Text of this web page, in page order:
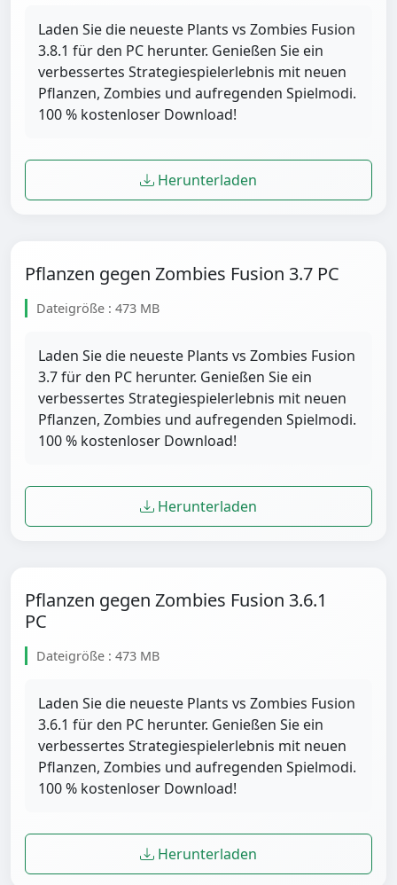
Laden Sie die neueste Plants vs Zombies Fusion
3.8.1 für den PC herunter. Genießen Sie ein
verbessertes Strategiespielerlebnis mit neuen
Pflanzen, Zombies und aufregenden Spielmodi.
100 % kostenloser Download!
Herunterladen
Pflanzen gegen Zombies Fusion 3.7 PC
Dateigröße : 473 MB
Laden Sie die neueste Plants vs Zombies Fusion
3.7 für den PC herunter. Genießen Sie ein
verbessertes Strategiespielerlebnis mit neuen
Pflanzen, Zombies und aufregenden Spielmodi.
100 % kostenloser Download!
Herunterladen
Pflanzen gegen Zombies Fusion 3.6.1
PC
Dateigröße : 473 MB
Laden Sie die neueste Plants vs Zombies Fusion
3.6.1 für den PC herunter. Genießen Sie ein
verbessertes Strategiespielerlebnis mit neuen
Pflanzen, Zombies und aufregenden Spielmodi.
100 % kostenloser Download!
Herunterladen